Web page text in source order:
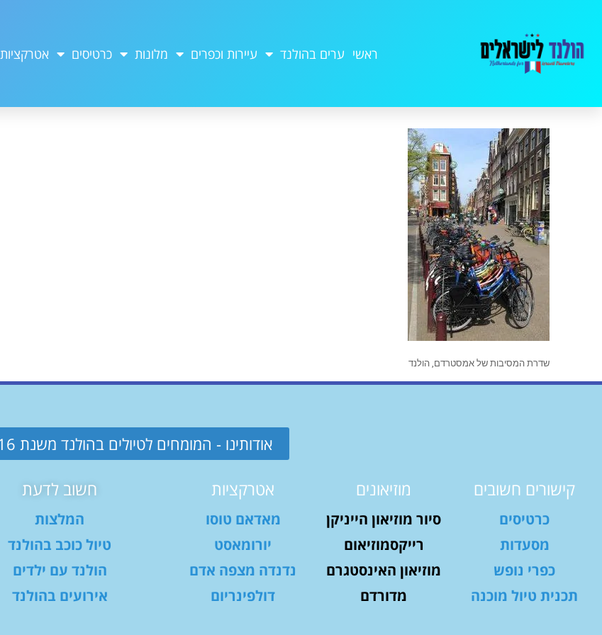
ראשי ערים בהולנד עיירות וכפרים מלונות כרטיסים אטרקציות
שדרת המסיבות של אמסטרדם, הולנד
אודותינו - המומחים לטיולים בהולנד משנת 2016
קישורים חשובים
כרטיסים
מסעדות
כפרי נופש
תכנית טיול מוכנה
מוזיאונים
סיור מוזיאון הייניקן
רייקסמוזיאום
מוזיאון האינסטגרם
מדורדם
אטרקציות
מאדאם טוסו
יורומאסט
נדנדה מצפה אדם
דולפינריום
חשוב לדעת
המלצות
טיול כוכב בהולנד
הולנד עם ילדים
אירועים בהולנד